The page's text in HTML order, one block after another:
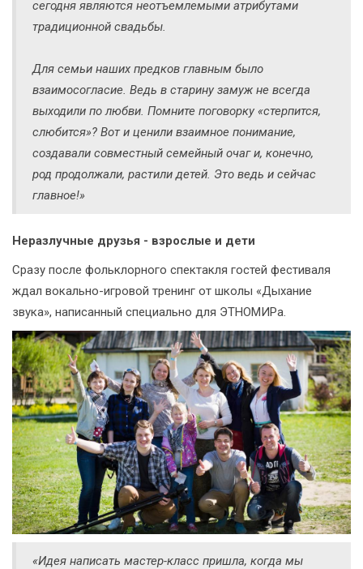
сегодня являются неотъемлемыми атрибутами
традиционной свадьбы.
Для семьи наших предков главным было
взаимосогласие. Ведь в старину замуж не всегда
выходили по любви. Помните поговорку «стерпится,
слюбится»? Вот и ценили взаимное понимание,
создавали совместный семейный очаг и, конечно,
род продолжали, растили детей. Это ведь и сейчас
главное!»
Неразлучные друзья - взрослые и дети
Сразу после фольклорного спектакля гостей фестиваля
ждал вокально-игровой тренинг от школы «Дыхание
звука», написанный специально для ЭТНОМИРа.
«Идея написать мастер-класс пришла, когда мы